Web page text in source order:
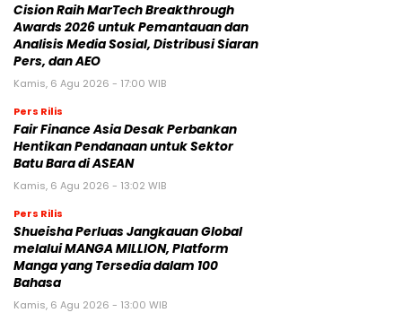
Cision Raih MarTech Breakthrough
Awards 2026 untuk Pemantauan dan
Analisis Media Sosial, Distribusi Siaran
Pers, dan AEO
Kamis, 6 Agu 2026 - 17:00 WIB
Pers Rilis
Fair Finance Asia Desak Perbankan
Hentikan Pendanaan untuk Sektor
Batu Bara di ASEAN
Kamis, 6 Agu 2026 - 13:02 WIB
Pers Rilis
Shueisha Perluas Jangkauan Global
melalui MANGA MILLION, Platform
Manga yang Tersedia dalam 100
Bahasa
Kamis, 6 Agu 2026 - 13:00 WIB